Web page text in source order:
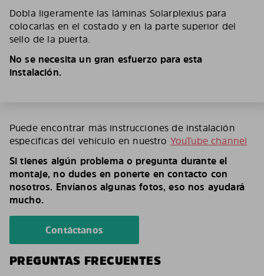
Dobla ligeramente las láminas Solarplexius para
colocarlas en el costado y en la parte superior del
sello de la puerta.
No se necesita un gran esfuerzo para esta
instalación.
Puede encontrar más instrucciones de instalación
específicas del vehículo en nuestro YouTube channel
Si tienes algún problema o pregunta durante el
montaje, no dudes en ponerte en contacto con
nosotros. Envíanos algunas fotos, eso nos ayudará
mucho.
Contáctanos
PREGUNTAS FRECUENTES